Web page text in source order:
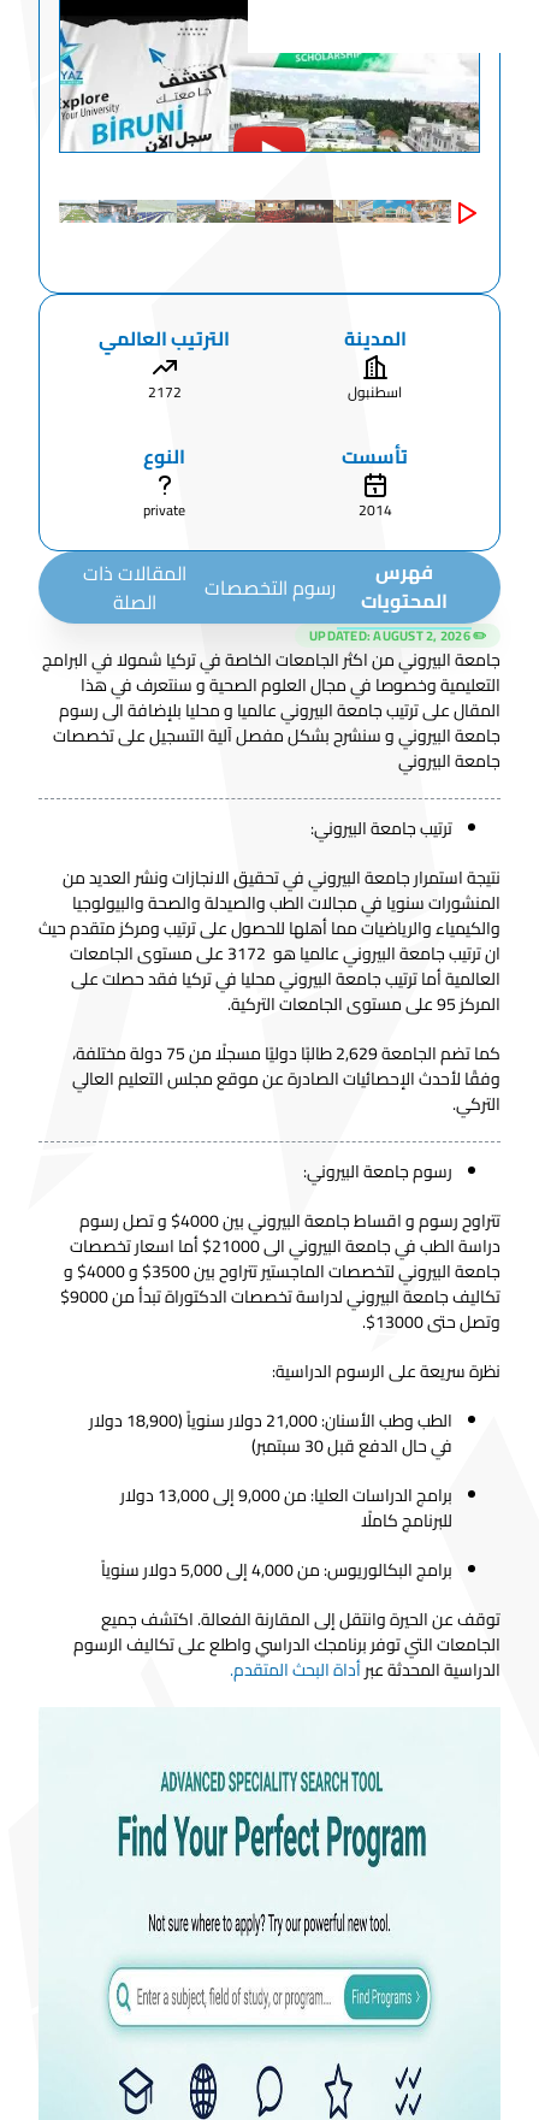
المدينة
اسطنبول
الترتيب العالمي
2172
تأسست
2014
النوع
private
فهرس
المحتويات
رسوم التخصصات المقالات ذات
الصلة
✏️ UPDATED:
AUGUST 2, 2026
جامعة البيروني من اكثر الجامعات الخاصة في تركيا شمولا في البرامج
التعليمية وخصوصا في مجال العلوم الصحية و سنتعرف في هذا
المقال على ترتيب جامعة البيروني عالميا و محليا بلإضافة الى رسوم
جامعة البيروني و سنشرح بشكل مفصل آلية التسجيل على تخصصات
جامعة البيروني
ترتيب جامعة البيروني:
نتيجة استمرار جامعة البيروني في تحقيق الانجازات ونشر العديد من
المنشورات سنويا في مجالات الطب والصيدلة والصحة والبيولوجيا
والكيمياء والرياضيات مما أهلها للحصول على ترتيب ومركز متقدم حيث
ان ترتيب جامعة البيروني عالميا هو 3172 على مستوى الجامعات
العالمية أما ترتيب جامعة البيروني محليا في تركيا فقد حصلت على
المركز 95 على مستوى الجامعات التركية.
كما تضم الجامعة 2,629 طالبًا دوليًا مسجلًا من 75 دولة مختلفة،
وفقًا لأحدث الإحصائيات الصادرة عن موقع مجلس التعليم العالي
التركي.
رسوم جامعة البيروني:
تتراوح رسوم و اقساط جامعة البيروني بين 4000$ و تصل رسوم
دراسة الطب في جامعة البيروني الى 21000$ أما اسعار تخصصات
جامعة البيروني لتخصصات الماجستير تتراوح بين 3500$ و 4000$ و
تكاليف جامعة البيروني لدراسة تخصصات الدكتوراة تبدأ من 9000$
وتصل حتى 13000$.
نظرة سريعة على الرسوم الدراسية:
الطب وطب الأسنان: 21,000 دولار سنوياً (18,900 دولار
في حال الدفع قبل 30 سبتمبر)
برامج الدراسات العليا: من 9,000 إلى 13,000 دولار
للبرنامج كاملًا
برامج البكالوريوس: من 4,000 إلى 5,000 دولار سنوياً
توقف عن الحيرة وانتقل إلى المقارنة الفعالة. اكتشف جميع
الجامعات التي توفر برنامجك الدراسي واطلع على تكاليف الرسوم
الدراسية المحدثة عبرأداة البحث المتقدم.